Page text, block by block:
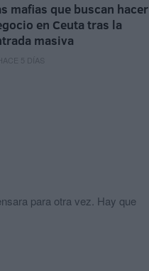
mafias que buscan hacer
en Ceuta tras la
masiva
5 DÍAS
para otra vez. Hay que